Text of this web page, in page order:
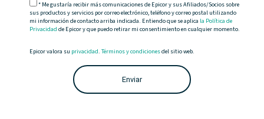
* Me gustaría recibir más comunicaciones de Epicor y sus Afiliados/Socios sobre
sus productos y servicios por correo electrónico, teléfono y correo postal utilizando
mi información de contacto arriba indicada. Entiendo que se aplica la Política de
Privacidad de Epicor y que puedo retirar mi consentimiento en cualquier momento.
Epicor valora su privacidad.Términos y condicionesdel sitio web.